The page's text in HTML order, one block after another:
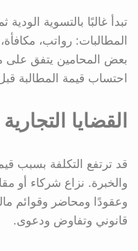
تبدأ غالبًا بالتسوية
المطالبات: رواتب،
بعض المحامين يتفق على
احتساب قيمة المطالبة
القضايا التجارية
قد ترتفع التكلفة بسبب
والخبرة. نزاع شركاء أو
وعقودًا ومحاضر وقوائم
قانوني وتفاوض ودعوى.